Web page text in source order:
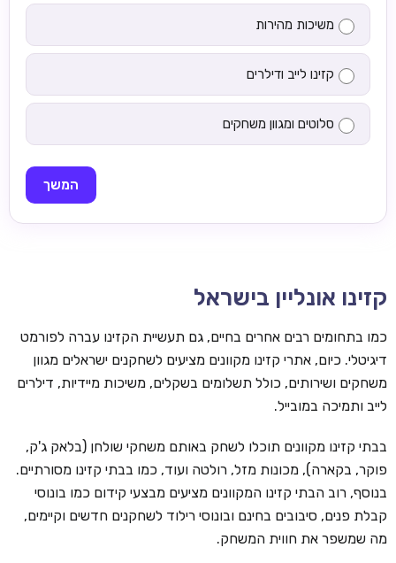
משיכות מהירות
קזינו לייב ודילרים
סלוטים ומגוון משחקים
המשך
קזינו אונליין בישראל
כמו בתחומים רבים אחרים בחיים, גם תעשיית הקזינו עברה לפורמט
דיגיטלי. כיום, אתרי קזינו מקוונים מציעים לשחקנים ישראלים מגוון
משחקים ושירותים, כולל תשלומים בשקלים, משיכות מיידיות, דילרים
לייב ותמיכה במובייל.
בבתי קזינו מקוונים תוכלו לשחק באותם משחקי שולחן (בלאק ג'ק,
פוקר, בקארה), מכונות מזל, רולטה ועוד, כמו בבתי קזינו מסורתיים.
בנוסף, רוב הבתי קזינו המקוונים מציעים מבצעי קידום כמו בונוסי
קבלת פנים, סיבובים בחינם ובונוסי רילוד לשחקנים חדשים וקיימים,
מה שמשפר את חווית המשחק.